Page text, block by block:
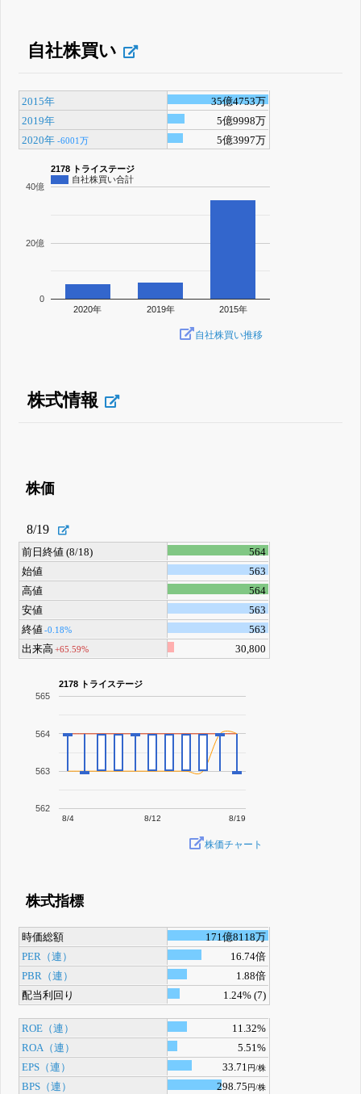
自社株買い
2015年
35億4753万
2019年
5億9998万
2020年 -6001万 5億3997万
2178 トライステージ
自社株買い合計
2020年 2019年 2015年
0
20億
40億
自社株買い推移
株式情報
株価
8/19
前日終値 (8/18)
564
始値
563
高値
564
安値
563
終値-0.18%
563
出来高 +65.59% 30,800
2178 トライステージ
8/4 8/12 8/19
562
563
564
565
株価チャート
株式指標
時価総額
171億8118万
PER（連）
16.74倍
PBR（連）
1.88倍
配当利回り
1.24% (7)
ROE（連）
11.32%
ROA（連）
5.51%
EPS（連）
33.71円/株
BPS（連） 298.75円/株